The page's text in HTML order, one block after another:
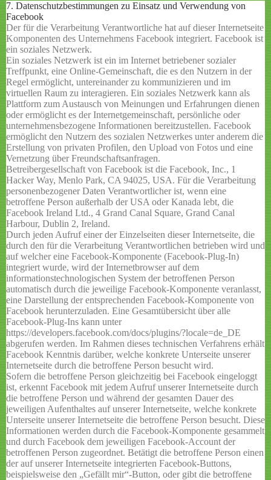
7. Datenschutzbestimmungen zu Einsatz und Verwendung von
Facebook
Der für die Verarbeitung Verantwortliche hat auf dieser Internetseite
Komponenten des Unternehmens Facebook integriert. Facebook ist
ein soziales Netzwerk.
Ein soziales Netzwerk ist ein im Internet betriebener sozialer
Treffpunkt, eine Online-Gemeinschaft, die es den Nutzern in der
Regel ermöglicht, untereinander zu kommunizieren und im
virtuellen Raum zu interagieren. Ein soziales Netzwerk kann als
Plattform zum Austausch von Meinungen und Erfahrungen dienen
oder ermöglicht es der Internetgemeinschaft, persönliche oder
unternehmensbezogene Informationen bereitzustellen. Facebook
ermöglicht den Nutzern des sozialen Netzwerkes unter anderem die
Erstellung von privaten Profilen, den Upload von Fotos und eine
Vernetzung über Freundschaftsanfragen.
Betreibergesellschaft von Facebook ist die Facebook, Inc., 1
Hacker Way, Menlo Park, CA 94025, USA. Für die Verarbeitung
personenbezogener Daten Verantwortlicher ist, wenn eine
betroffene Person außerhalb der USA oder Kanada lebt, die
Facebook Ireland Ltd., 4 Grand Canal Square, Grand Canal
Harbour, Dublin 2, Ireland.
Durch jeden Aufruf einer der Einzelseiten dieser Internetseite, die
durch den für die Verarbeitung Verantwortlichen betrieben wird und
auf welcher eine Facebook-Komponente (Facebook-Plug-In)
integriert wurde, wird der Internetbrowser auf dem
informationstechnologischen System der betroffenen Person
automatisch durch die jeweilige Facebook-Komponente veranlasst,
eine Darstellung der entsprechenden Facebook-Komponente von
Facebook herunterzuladen. Eine Gesamtübersicht über alle
Facebook-Plug-Ins kann unter
https://developers.facebook.com/docs/plugins/?locale=de_DE
abgerufen werden. Im Rahmen dieses technischen Verfahrens erhält
Facebook Kenntnis darüber, welche konkrete Unterseite unserer
Internetseite durch die betroffene Person besucht wird.
Sofern die betroffene Person gleichzeitig bei Facebook eingeloggt
ist, erkennt Facebook mit jedem Aufruf unserer Internetseite durch
die betroffene Person und während der gesamten Dauer des
jeweiligen Aufenthaltes auf unserer Internetseite, welche konkrete
Unterseite unserer Internetseite die betroffene Person besucht. Diese
Informationen werden durch die Facebook-Komponente gesammelt
und durch Facebook dem jeweiligen Facebook-Account der
betroffenen Person zugeordnet. Betätigt die betroffene Person einen
der auf unserer Internetseite integrierten Facebook-Buttons,
beispielsweise den „Gefällt mir“-Button, oder gibt die betroffene